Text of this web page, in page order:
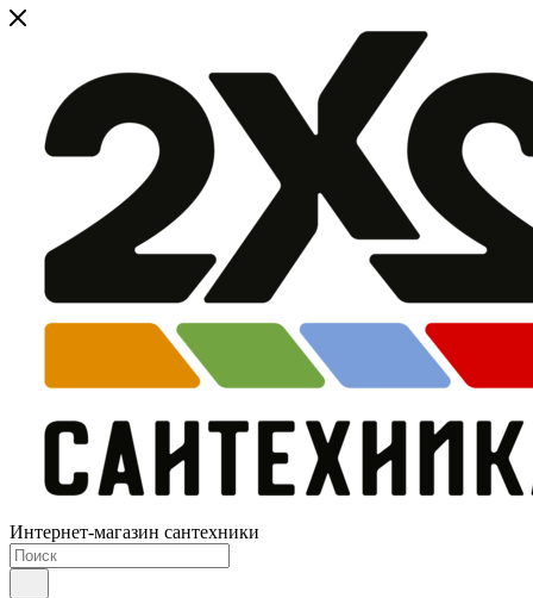
Интернет-магазин сантехники